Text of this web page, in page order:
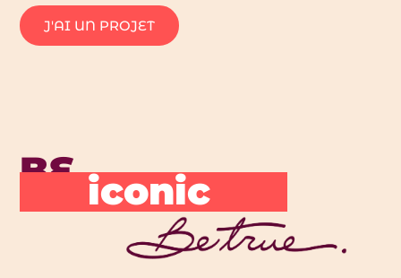
J'AI UN PROJET
BE iconic